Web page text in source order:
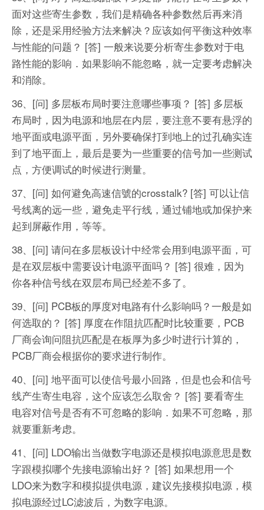
面对这些寄生参数，我们是精确各种参数然后再来消
除，还是采用经验方法来解决？应该如何平衡这种效率
与性能的问题？ [答] 一般来说要分析寄生参数对于电
路性能的影响．如果影响不能忽略，就一定要考虑解决
和消除。
36、[问] 多层板布局时要注意哪些事项？ [答] 多层板
布局时，因为电源和地层在内层，要注意不要有悬浮的
地平面或电源平面，另外要确保打到地上的过孔确实连
到了地平面上，最后是要为一些重要的信号加一些测试
点，方便调试的时候进行测量。
37、[问] 如何避免高速信號的crosstalk? [答] 可以让信
号线离的远一些，避免走平行线，通过铺地或加保护来
起到屏蔽作用，等等。
38、[问] 请问在多层板设计中经常会用到电源平面，可
是在双层板中需要设计电源平面吗？ [答] 很难，因为
你各种信号线在双层布局已经差不多了。
39、[问] PCB板的厚度对电路有什么影响吗？一般是如
何选取的？ [答] 厚度在作阻抗匹配时比较重要，PCB
厂商会询问阻抗匹配是在板厚为多少时进行计算的，
PCB厂商会根据你的要求进行制作。
40、[问] 地平面可以使信号最小回路，但是也会和信号
线产生寄生电容，这个应该怎么取舍？ [答] 要看寄生
电容对信号是否有不可忽略的影响．如果不可忽略，那
就要重新考虑。
41、[问] LDO输出当做数字电源还是模拟电源意思是数
字跟模拟哪个先接电源输出好？ [答] 如果想用一个
LDO来为数字和模拟提供电源，建议先接模拟电源，模
拟电源经过LC滤波后，为数字电源。